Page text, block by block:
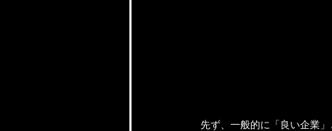
先ず、一般的に「良い企業」